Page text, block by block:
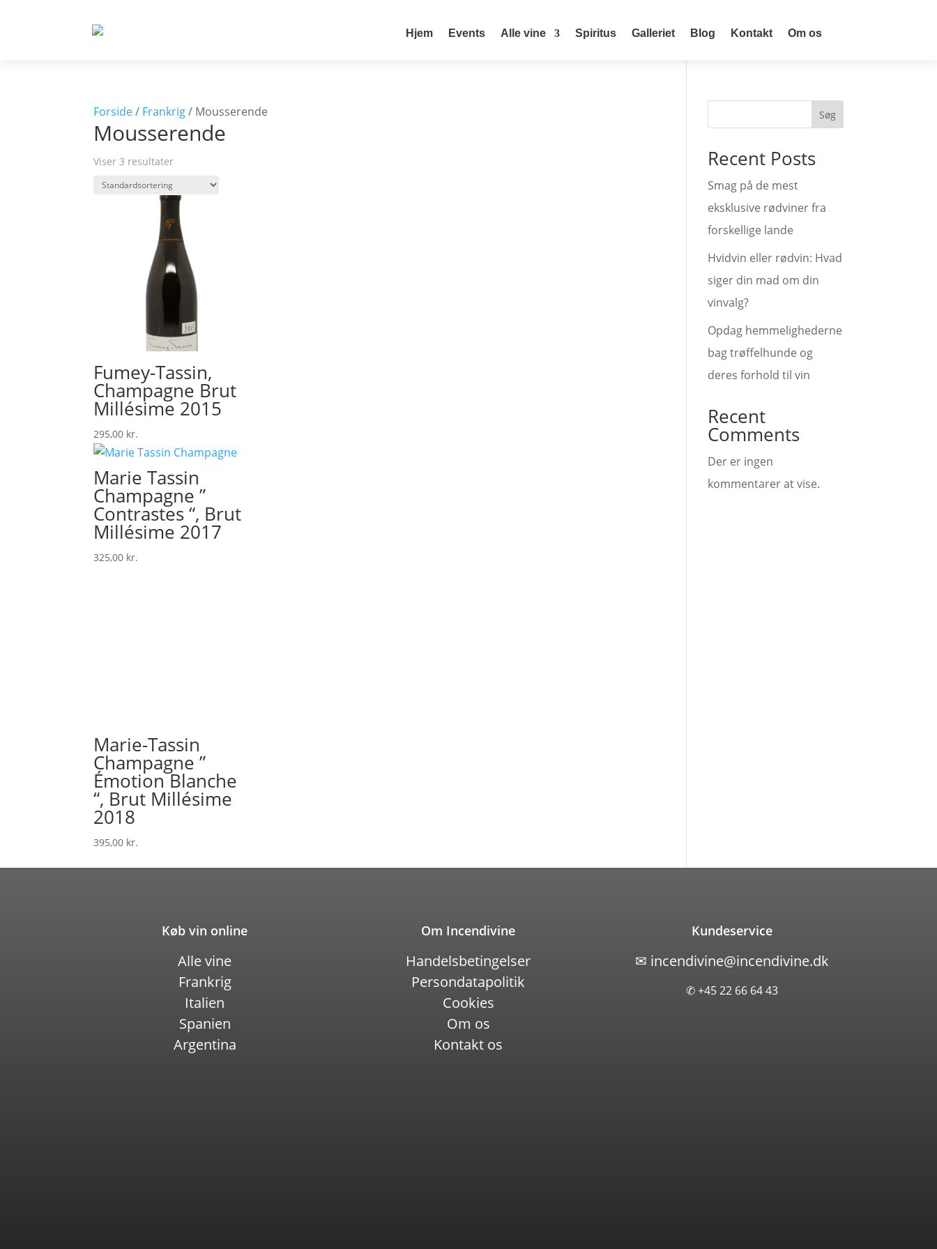
Hjem Events Alle vine Spiritus Galleriet Blog Kontakt Om os
Forside/ Frankrig/ Mousserende
Mousserende
Viser 3 resultater
Fumey-Tassin,
Champagne Brut
Millésime 2015
295,00 kr.
Marie Tassin
Champagne ”
Contrastes “, Brut
Millésime 2017
325,00 kr.
Marie-Tassin
Champagne ”
Émotion Blanche
“, Brut Millésime
2018
395,00 kr.
Søg
Recent Posts
Smag på de mest
eksklusive rødviner fra
forskellige lande
Hvidvin eller rødvin: Hvad
siger din mad om din
vinvalg?
Opdag hemmelighederne
bag trøffelhunde og
deres forhold til vin
Recent
Comments
Der er ingen
kommentarer at vise.
Køb vin online
Alle vine
Frankrig
Italien
Spanien
Argentina
Om Incendivine
Handelsbetingelser
Persondatapolitik
Cookies
Om os
Kontakt os
Kundeservice
✉ incendivine@incendivine.dk
✆ +45 22 66 64 43